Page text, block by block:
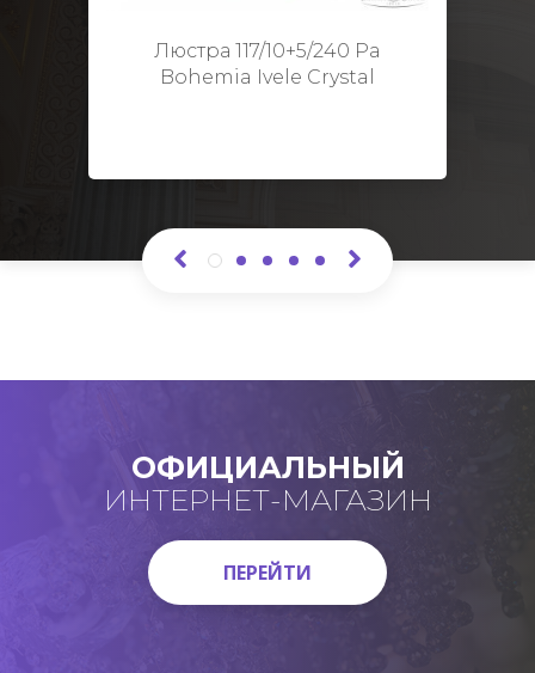
Люстра 117/10+5/240 Pa
Bohemia Ivele Crystal
ОФИЦИАЛЬНЫЙ
ИНТЕРНЕТ-МАГАЗИН
ПЕРЕЙТИ
ПЕРЕЙТИ